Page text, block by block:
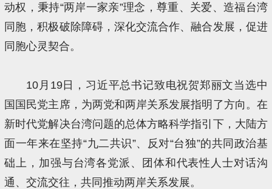
动权，秉持“两岸一家亲”理念，尊重、关爱、造福台湾
同胞，积极破除障碍，深化交流合作、融合发展，促进
同胞心灵契合。
10月19日，习近平总书记致电祝贺郑丽文当选中
国国民党主席，为两党和两岸关系发展指明了方向。在
新时代党解决台湾问题的总体方略科学指引下，大陆方
面一年来在坚持“九二共识”、反对“台独”的共同政治基
础上，加强与台湾各党派、团体和代表性人士对话沟
通、交流交往，共同推动两岸关系发展。